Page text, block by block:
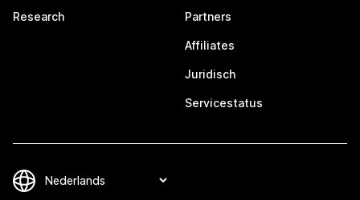
Research Partners
Affiliates
Juridisch
Servicestatus